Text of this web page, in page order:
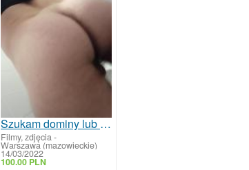
Szukam dominy lub kochanki
Filmy, zdjęcia-
Warszawa (mazowieckie)
14/03/2022
100.00 PLN